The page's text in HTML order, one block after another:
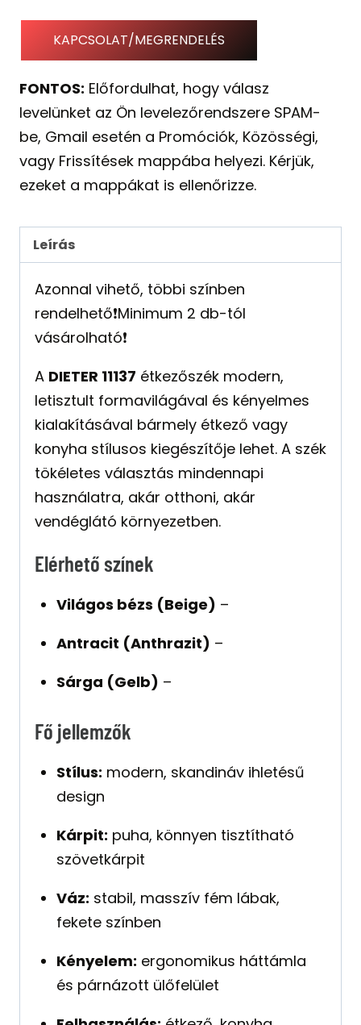
KAPCSOLAT/MEGRENDELÉS
FONTOS: Előfordulhat, hogy válasz
levelünket az Ön levelezőrendszere SPAM-
be, Gmail esetén a Promóciók, Közösségi,
vagy Frissítések mappába helyezi. Kérjük,
ezeket a mappákat is ellenőrizze.
Leírás
Azonnal vihető, többi színben
rendelhető❗️Minimum 2 db-tól
vásárolható❗️
A DIETER 11137 étkezőszék modern,
letisztult formavilágával és kényelmes
kialakításával bármely étkező vagy
konyha stílusos kiegészítője lehet. A szék
tökéletes választás mindennapi
használatra, akár otthoni, akár
vendéglátó környezetben.
Elérhető színek
Világos bézs (Beige) –
Antracit (Anthrazit) –
Sárga (Gelb) –
Fő jellemzők
Stílus: modern, skandináv ihletésű
design
Kárpit: puha, könnyen tisztítható
szövetkárpit
Váz: stabil, masszív fém lábak,
fekete színben
Kényelem: ergonomikus háttámla
és párnázott ülőfelület